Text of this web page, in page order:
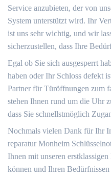
Service anzubieten, der von
System unterstützt wird.​ Ihr
ist uns sehr wichtig, und wir
sicherzustellen, dass Ihre
Egal ob Sie sich ausgesperrt
haben oder Ihr Schloss defekt
Partner für Türöffnungen zum
stehen Ihnen rund um die Uhr
dass Sie schnellstmöglich
Nochmals vielen Dank für Ihr
reparatur Monheim
Ihnen mit unseren
können und Ihren